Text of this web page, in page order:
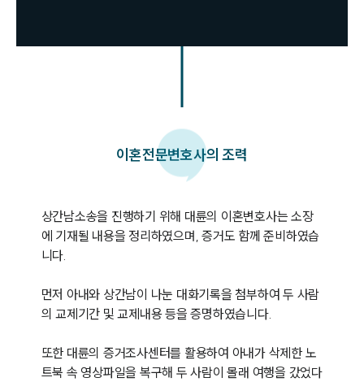
이혼전문변호사의 조력
상간남소송을 진행하기 위해 대륜의 이혼변호사는 소장
에 기재될 내용을 정리하였으며, 증거도 함께 준비하였습
니다.
먼저 아내와 상간남이 나눈 대화기록을 첨부하여 두 사람
의 교제기간 및 교제내용 등을 증명하였습니다.
또한 대륜의 증거조사센터를 활용하여 아내가 삭제한 노
트북 속 영상파일을 복구해 두 사람이 몰래 여행을 갔었다